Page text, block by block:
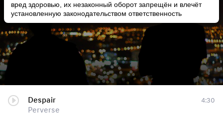
вред здоровью, их незаконный оборот запрещён и влечёт
установленную законодательством ответственность
Perverse
Despair
Perverse
4:30